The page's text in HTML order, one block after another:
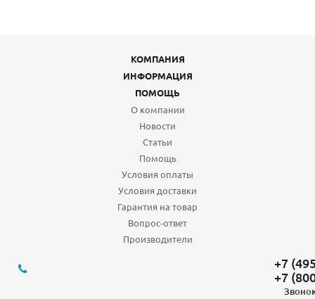
КОМПАНИЯ
ИНФОРМАЦИЯ
ПОМОЩЬ
О компании
Новости
Статьи
Помощь
Условия оплаты
Условия доставки
Гарантия на товар
Вопрос-ответ
Производители
+7
+7